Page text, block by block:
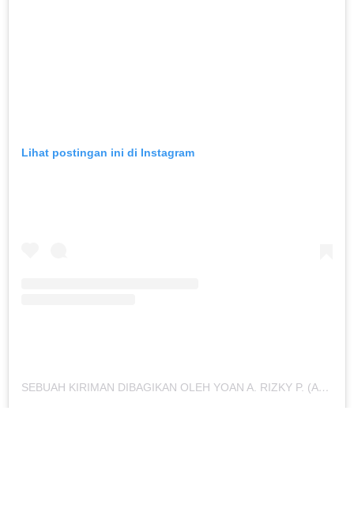
Lihat postingan ini di Instagram
SEBUAH KIRIMAN DIBAGIKAN OLEH YOAN A. RIZKY P. (AN) (@YOAN_PERMADI)